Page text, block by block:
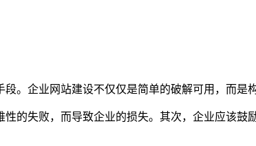
。企业网站建设不仅仅是简单的破解可用，而是
的失败，而导致企业的损失。其次，企业应该鼓